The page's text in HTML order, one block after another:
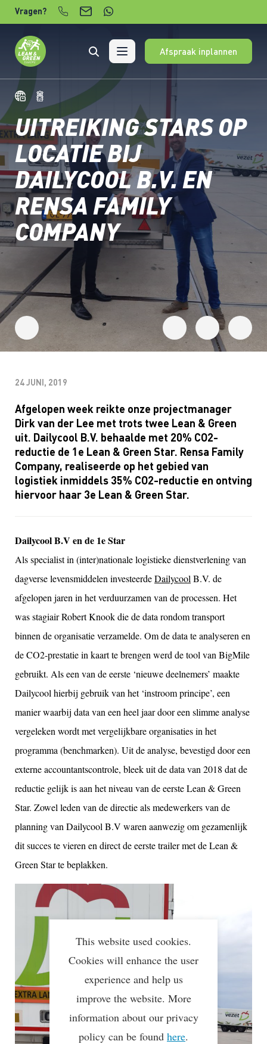
Verder naar content
Vragen?
Afspraak inplannen
UITREIKING STARS OP
LOCATIE BIJ
DAILYCOOL B.V. EN
RENSA FAMILY
COMPANY
24 JUNI, 2019
Afgelopen week reikte onze projectmanager
Dirk van der Lee met trots twee Lean & Green
uit. Dailycool B.V. behaalde met 20% CO2-
reductie de 1e Lean & Green Star. Rensa Family
Company, realiseerde op het gebied van
logistiek inmiddels 35% CO2-reductie en ontving
hiervoor haar 3e Lean & Green Star.
Dailycool B.V en de 1e Star
Als specialist in (inter)nationale logistieke dienstverlening van
dagverse levensmiddelen investeerdeDailycool B.V. de
afgelopen jaren in het verduurzamen van de processen. Het
was stagiair Robert Knook die de data rondom transport
binnen de organisatie verzamelde. Om de data te analyseren en
de CO2-prestatie in kaart te brengen werd de tool van BigMile
gebruikt. Als een van de eerste ‘nieuwe deelnemers’ maakte
Dailycool hierbij gebruik van het ‘instroom principe’, een
manier waarbij data van een heel jaar door een slimme analyse
vergeleken wordt met vergelijkbare organisaties in het
programma (benchmarken). Uit de analyse, bevestigd door een
externe accountantscontrole, bleek uit de data van 2018 dat de
reductie gelijk is aan het niveau van de eerste Lean & Green
Star. Zowel leden van de directie als medewerkers van de
planning van Dailycool B.V waren aanwezig om gezamenlijk
dit succes te vieren en direct de eerste trailer met de Lean &
Green Star te beplakken.
This website used cookies.
Cookies will enhance the user
experience and help us
improve the website. More
information about our privacy
policy can be found here.